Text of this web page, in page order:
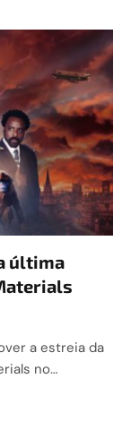
última
a estreia da
no…